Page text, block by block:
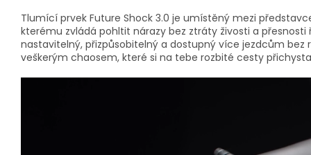
Tlumící prvek Future Shock 3.0 je umístěný mezi
kterému zvládá pohltit nárazy bez ztráty živosti a
nastavitelný, přizpůsobitelný a dostupný více jezdcům
veškerým chaosem, které si na tebe rozbité cesty